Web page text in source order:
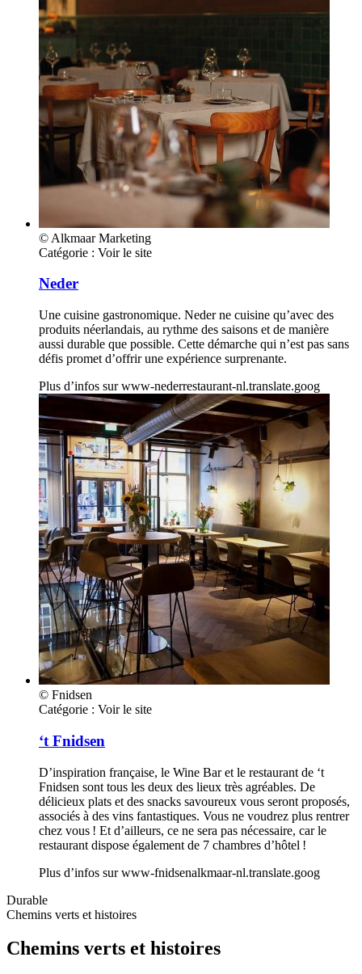
© Alkmaar Marketing
Catégorie : Voir le site
Neder
Une cuisine gastronomique. Neder ne cuisine qu’avec des
produits néerlandais, au rythme des saisons et de manière
aussi durable que possible. Cette démarche qui n’est pas sans
défis promet d’offrir une expérience surprenante.
Plus d’infos surwww-nederrestaurant-nl.translate.goog
© Fnidsen
Catégorie : Voir le site
‘t Fnidsen
D’inspiration française, le Wine Bar et le restaurant de ‘t
Fnidsen sont tous les deux des lieux très agréables. De
délicieux plats et des snacks savoureux vous seront proposés,
associés à des vins fantastiques. Vous ne voudrez plus rentrer
chez vous ! Et d’ailleurs, ce ne sera pas nécessaire, car le
restaurant dispose également de 7 chambres d’hôtel !
Plus d’infos surwww-fnidsenalkmaar-nl.translate.goog
Durable
Chemins verts et histoires
Chemins verts et histoires